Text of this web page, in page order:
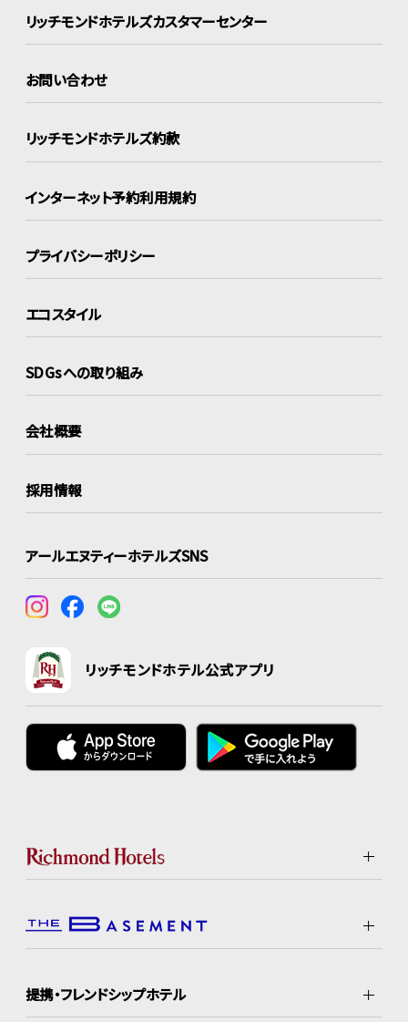
リッチモンドホテルズカスタマーセンター
お問い合わせ
リッチモンドホテルズ約款
インターネット予約利用規約
プライバシーポリシー
エコスタイル
SDGsへの取り組み
会社概要
採用情報
アールエヌティーホテルズSNS
リッチモンドホテル公式アプリ
提携・フレンドシップホテル